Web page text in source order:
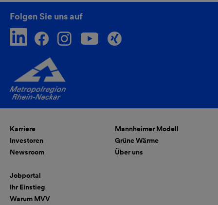
Folgen Sie uns auf
Karriere
Investoren
Newsroom
Mannheimer Modell
Grüne Wärme
Über uns
Jobportal
Ihr Einstieg
Warum MVV